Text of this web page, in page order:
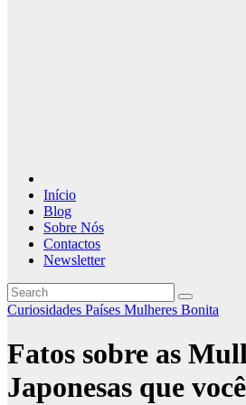
Início
Blog
Sobre Nós
Contactos
Newsletter
Curiosidades Países Mulheres Bonita
Fatos sobre as
Japonesas que